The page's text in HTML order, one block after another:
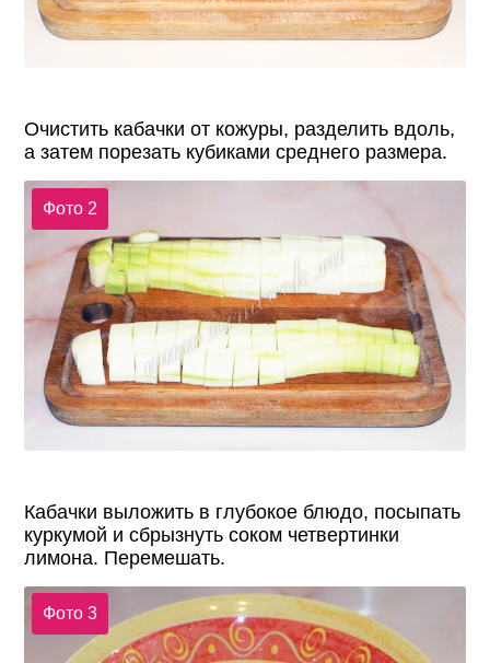
Очистить кабачки от кожуры, разделить вдоль,
а затем порезать кубиками среднего размера.
Фото 2
Кабачки выложить в глубокое блюдо, посыпать
куркумой и сбрызнуть соком четвертинки
лимона. Перемешать.
Фото 3